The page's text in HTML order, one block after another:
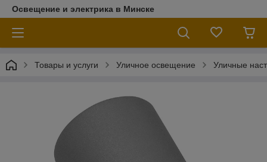
Освещение и электрика в Минске
Товары и услуги Уличное освещение Уличные